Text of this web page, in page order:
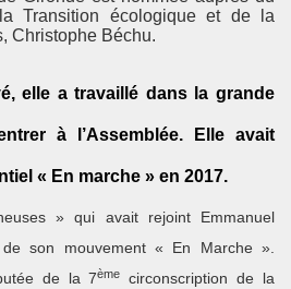
Transition écologique et de la
Christophe Béchu.
elle a travaillé dans la grande
à l’Assemblée. Elle avait
« En marche » en 2017.
» qui avait rejoint Emmanuel
de son mouvement « En Marche ».
de la 7ème
circonscription de la